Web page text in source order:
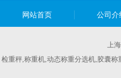
网站首页 公司介
上
检重秤,称重机,动态称重分选机,胶囊